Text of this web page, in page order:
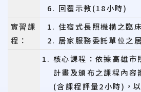
回覆示教(18小時)
實習課
程：
住宿式長照機構之臨
居家服務委託單位之
核心課程：依據高雄市
計畫及頒布之課程內
(含課程評量2小時)，